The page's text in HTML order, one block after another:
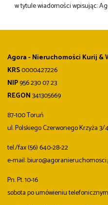
w tytule wiadomości wpisując:
Agora - Nieruchomości Kurij &
KRS0000427226
NIP956 230 07 23
REGON341305669
87-100 Toruń
ul. Polskiego Czerwonego Krzyża 3/
tel./fax (56) 640-28-22
e-mail:
Pn. Pt. 10-16
sobota po umówieniu telefonicznym